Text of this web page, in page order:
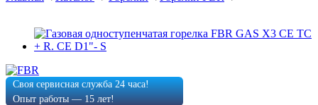
Своя сервисная служба 24 часа!
Опыт работы — 15 лет!